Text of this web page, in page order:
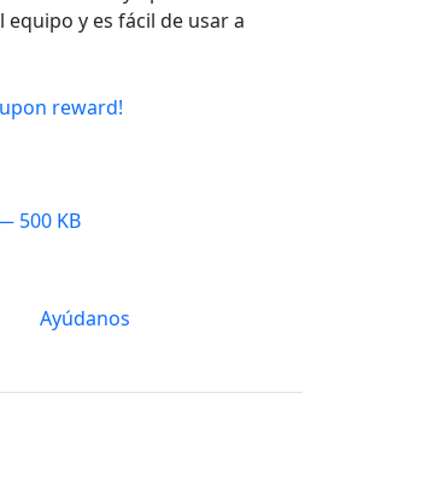
y es fácil de usar a
reward!
500 KB
Ayúdanos